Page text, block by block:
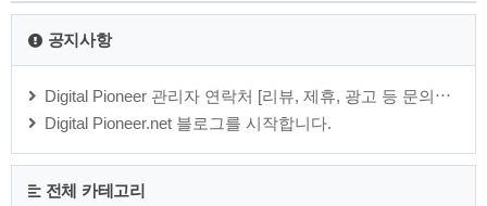
공지사항
Digital Pioneer 관리자 연락처 [리뷰, 제휴, 광고 등 문의⋯
Digital Pioneer.net 블로그를 시작합니다.
전체 카테고리